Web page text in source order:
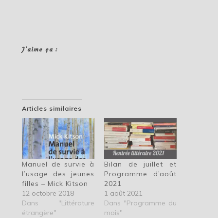
J’aime ça :
Articles similaires
Manuel de survie à
l’usage des jeunes
filles – Mick Kitson
12 octobre 2018
Dans "Littérature
étrangère"
Bilan de juillet et
Programme d’août
2021
1 août 2021
Dans "Programme du
mois"